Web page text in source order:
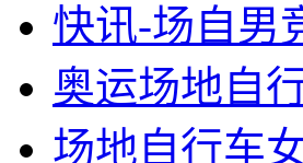
快讯-场自男
奥运场地自
场地自行车